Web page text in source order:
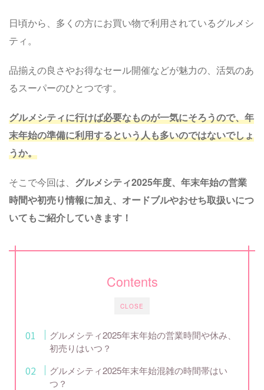
日頃から、多くの方にお買い物で利用されているグルメシ
ティ。
品揃えの良さやお得なセール開催などが魅力の、活気のあ
るスーパーのひとつです。
グルメシティに行けば必要なものが一気にそろうので、年
末年始の準備に利用するという人も多いのではないでしょ
うか。
そこで今回は、 グルメシティ2025年度、年末年始の営業
時間や初売り情報に加え、オードブルやおせち取扱いにつ
いてもご紹介していきます！
CLOSE
Contents
グルメシティ2025年末年始の営業時間や休み、
初売りはいつ？
グルメシティ2025年末年始混雑の時間帯はい
つ？